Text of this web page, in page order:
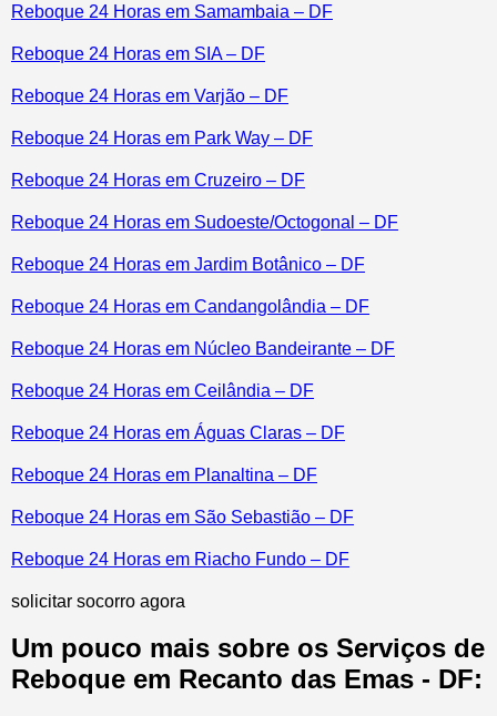
Reboque 24 Horas em Samambaia – DF
Reboque 24 Horas em SIA – DF
Reboque 24 Horas em Varjão – DF
Reboque 24 Horas em Park Way – DF
Reboque 24 Horas em Cruzeiro – DF
Reboque 24 Horas em Sudoeste/Octogonal – DF
Reboque 24 Horas em Jardim Botânico – DF
Reboque 24 Horas em Candangolândia – DF
Reboque 24 Horas em Núcleo Bandeirante – DF
Reboque 24 Horas em Ceilândia – DF
Reboque 24 Horas em Águas Claras – DF
Reboque 24 Horas em Planaltina – DF
Reboque 24 Horas em São Sebastião – DF
Reboque 24 Horas em Riacho Fundo – DF
solicitar socorro agora
Um pouco mais sobre os Serviços de
Reboque em Recanto das Emas - DF: